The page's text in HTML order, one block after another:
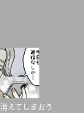
えてしまおう